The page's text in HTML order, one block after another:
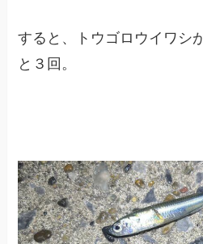
すると、トウゴロウイワシ
と３回。